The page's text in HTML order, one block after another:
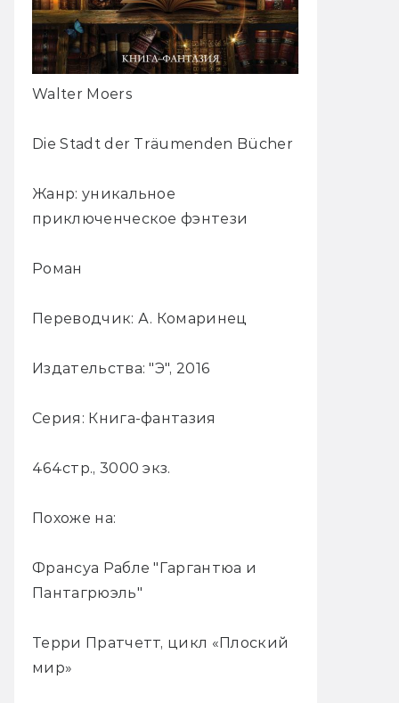
Walter Moers
Die Stadt der Träumenden Bücher
Жанр: уникальное
приключенческое фэнтези
Роман
Переводчик: А. Комаринец
Издательства: "Э", 2016
Серия: Книга-фантазия
464стр., 3000 экз.
Похоже на:
Франсуа Рабле "Гаргантюа и
Пантагрюэль"
Терри Пратчетт, цикл «Плоский
мир»